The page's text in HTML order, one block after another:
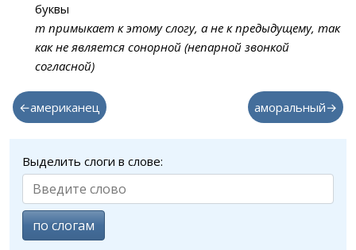
буквы
т примыкает к этому слогу, а не к предыдущему, так
как не является сонорной (непарной звонкой
согласной)
←американец аморальный→
Выделить слоги в слове:
по слогам